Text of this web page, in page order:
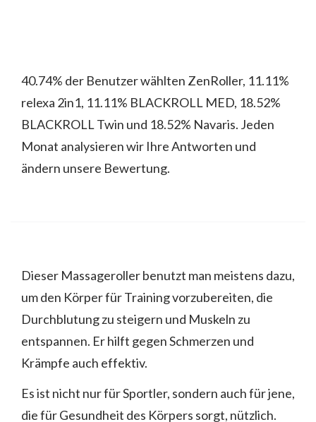
40.74% der Benutzer wählten ZenRoller, 11.11%
relexa 2in1, 11.11% BLACKROLL MED, 18.52%
BLACKROLL Twin und 18.52% Navaris. Jeden
Monat analysieren wir Ihre Antworten und
ändern unsere Bewertung.
Dieser Massageroller benutzt man meistens dazu,
um den Körper für Training vorzubereiten, die
Durchblutung zu steigern und Muskeln zu
entspannen. Er hilft gegen Schmerzen und
Krämpfe auch effektiv.
Es ist nicht nur für Sportler, sondern auch für jene,
die für Gesundheit des Körpers sorgt, nützlich.